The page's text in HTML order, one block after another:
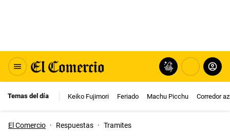
Temas del día Keiko Fujimori Feriado Machu Picchu Corredor
El Comercio · Respuestas · Tramites